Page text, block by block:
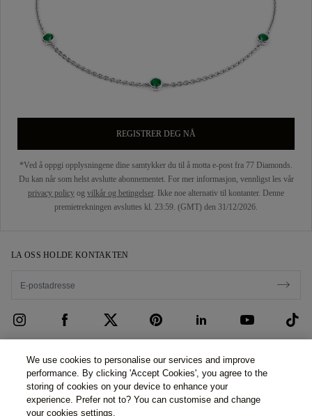
REGISTRER DEG NÅ
*Ved å oppgi opplysningene dine samtykker du til å motta e-post fra 77 Diamonds.
Du kan når som helst avslutte abonnementet. For mer informasjon, vennligst les vår
privacy policy og vilkår og betingelser. Ikke noe alternativ til kontanter. Denne
premietrekningen avsluttes kl. 23:59. (GMT) den 31/12/2026.
LA OSS HOLDE KONTAKTEN
KUNDEBEHANDLING
Kontakt oss
Bestill time
OM OSS
Vår Historie
JURIDISK OG PERSONVERN
We use cookies to personalise our services and improve
performance. By clicking 'Accept Cookies', you agree to the
storing of cookies on your device to enhance your
experience. Prefer not to? You can customise and change
your cookies settings.